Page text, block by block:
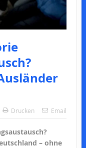
Drucken Email
– ohne